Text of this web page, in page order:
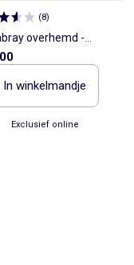
(8)
overhemd -
makkelijk aan te
In winkelmandje
Exclusief online